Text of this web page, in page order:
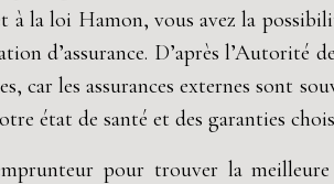
la loi Hamon, vous avez la
d’assurance. D’après
car les assurances externes sont
état de santé et des garanties
pour trouver la